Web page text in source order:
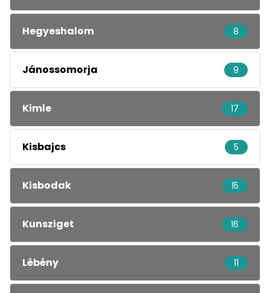
Hegyeshalom 8
Jánossomorja 9
Kimle 17
Kisbajcs 5
Kisbodak 15
Kunsziget 16
Lébény 11